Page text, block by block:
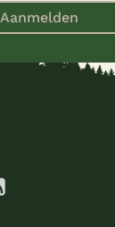
Aanmelden